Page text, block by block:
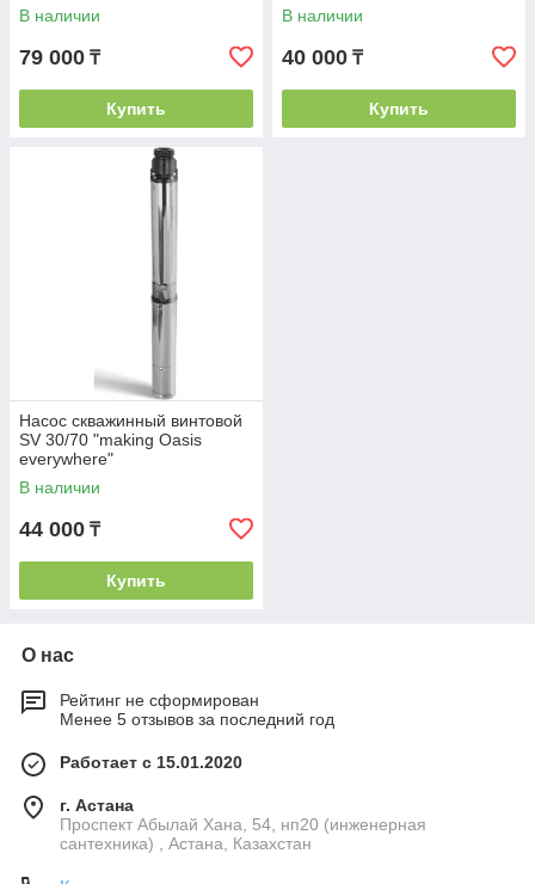
В наличии
79 000 ₸
Купить
В наличии
40 000 ₸
Купить
Насос скважинный винтовой
SV 30/70 "making Оasis
everywhere"
В наличии
44 000 ₸
Купить
О нас
Рейтинг не сформирован
Менее 5 отзывов за последний год
Работает с 15.01.2020
г. Астана
Проспект Абылай Хана, 54, нп20 (инженерная
сантехника) , Астана, Казахстан